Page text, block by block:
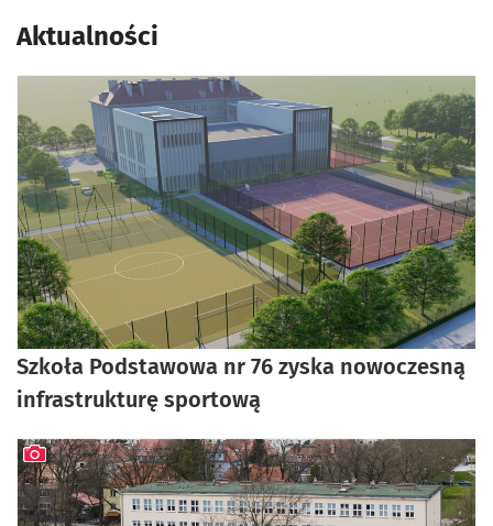
Aktualności
Szkoła Podstawowa nr 76 zyska nowoczesną
infrastrukturę sportową